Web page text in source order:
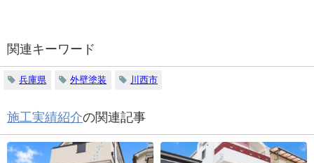
関連キーワード
兵庫県 外壁塗装 川西市
施工実績紹介の関連記事